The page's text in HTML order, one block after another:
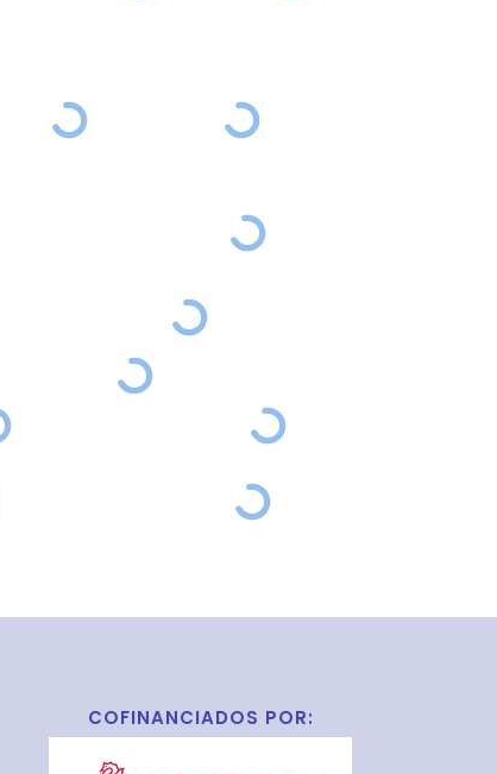
COFINANCIADOS POR: